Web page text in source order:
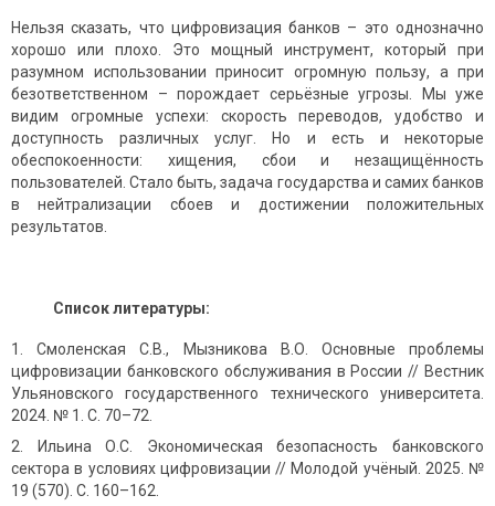
Нельзя сказать, что цифровизация банков – это однозначно
хорошо или плохо. Это мощный инструмент, который при
разумном использовании приносит огромную пользу, а при
безответственном – порождает серьёзные угрозы. Мы уже
видим огромные успехи: скорость переводов, удобство и
доступность различных услуг. Но и есть и некоторые
обеспокоенности: хищения, сбои и незащищённость
пользователей. Стало быть, задача государства и самих банков
в нейтрализации сбоев и достижении положительных
результатов.
Список литературы:
Смоленская С.В., Мызникова В.О. Основные проблемы
цифровизации банковского обслуживания в России // Вестник
Ульяновского государственного технического университета.
2024. № 1. С. 70–72.
Ильина О.С. Экономическая безопасность банковского
сектора в условиях цифровизации // Молодой учёный. 2025. №
19 (570). С. 160–162.